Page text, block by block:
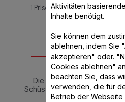
1 Prise Pfeffer
Die Zwiebeln, Paprika und
Schüssel der
Sek.
Aktivitäten
Inhalte benötigt.
Sie können dem
ablehnen, indem Sie
akzeptieren" oder.
Cookies ablehnen"
beachten Sie, dass
verwenden, die für
Betrieb der